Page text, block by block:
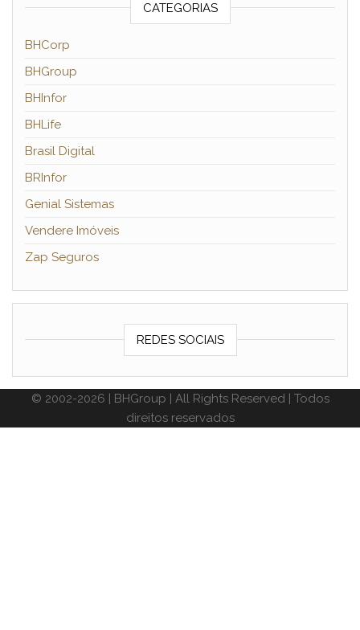
CATEGORIAS
BHCorp
BHGroup
BHInfor
BHLife
Brasil Digital
BRInfor
Genial Sistemas
Vendere Imóveis
Zap Seguros
REDES SOCIAIS
© 2002-2026 | BHGroup | All Rights Reserved | Todos
direitos reservados